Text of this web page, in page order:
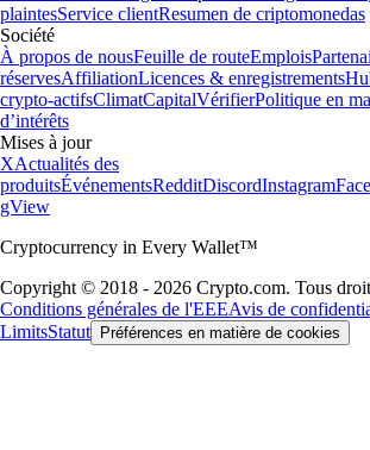
plaintesService clientResumen de criptomonedas
Société
À propos de nousFeuille de routeEmplois
réservesAffiliationLicences & enregistrements
crypto-actifsClimatCapitalVérifierPolitique en
d’intérêts
Mises à jour
XActualités des
produitsÉvénementsRedditDiscordInstagram
gView
Cryptocurrency in Every Wallet™
Copyright © 2018 - 2026 Crypto.com. Tous
Conditions générales de l'EEEAvis de
LimitsStatut Préférences en matière de cookies